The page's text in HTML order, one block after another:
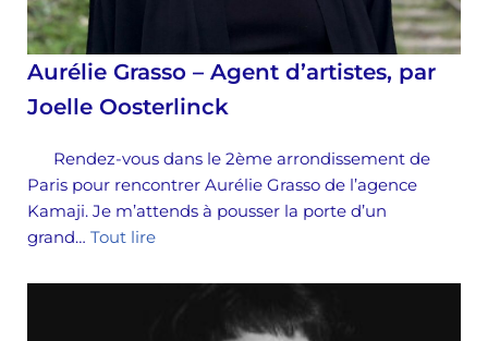
Aurélie Grasso – Agent d’artistes, par
Joelle Oosterlinck
Rendez-vous dans le 2ème arrondissement de
Paris pour rencontrer Aurélie Grasso de l’agence
Kamaji. Je m’attends à pousser la porte d’un
grand… Tout lire